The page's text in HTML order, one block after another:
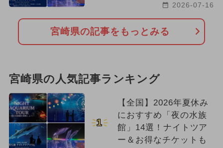
2026-07-16
宮崎県の記事をもっとみる
宮崎県の人気記事ランキング
1
【全国】2026年夏休み
におすすめ「夜の水族
館」14選！ナイトツア
ー＆お得なチケットも